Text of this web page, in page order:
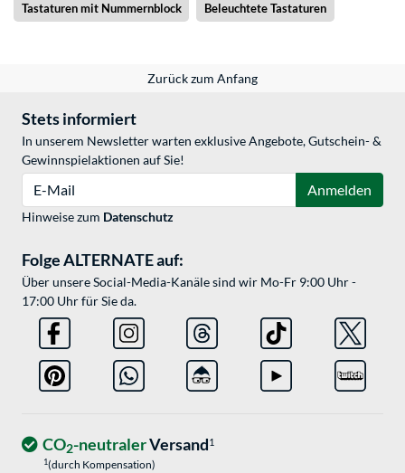
Tastaturen mit Nummernblock Beleuchtete Tastaturen
Zurück zum Anfang
Stets informiert
In unserem Newsletter warten exklusive Angebote, Gutschein- &
Gewinnspielaktionen auf Sie!
Anmelden
Hinweise zum Datenschutz
Folge ALTERNATE auf:
Über unsere Social-Media-Kanäle sind wir Mo-Fr 9:00 Uhr -
17:00 Uhr für Sie da.
CO2-neutralerVersand1
1(durch Kompensation)